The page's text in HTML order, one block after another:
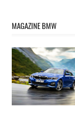
MAGAZINE BMW